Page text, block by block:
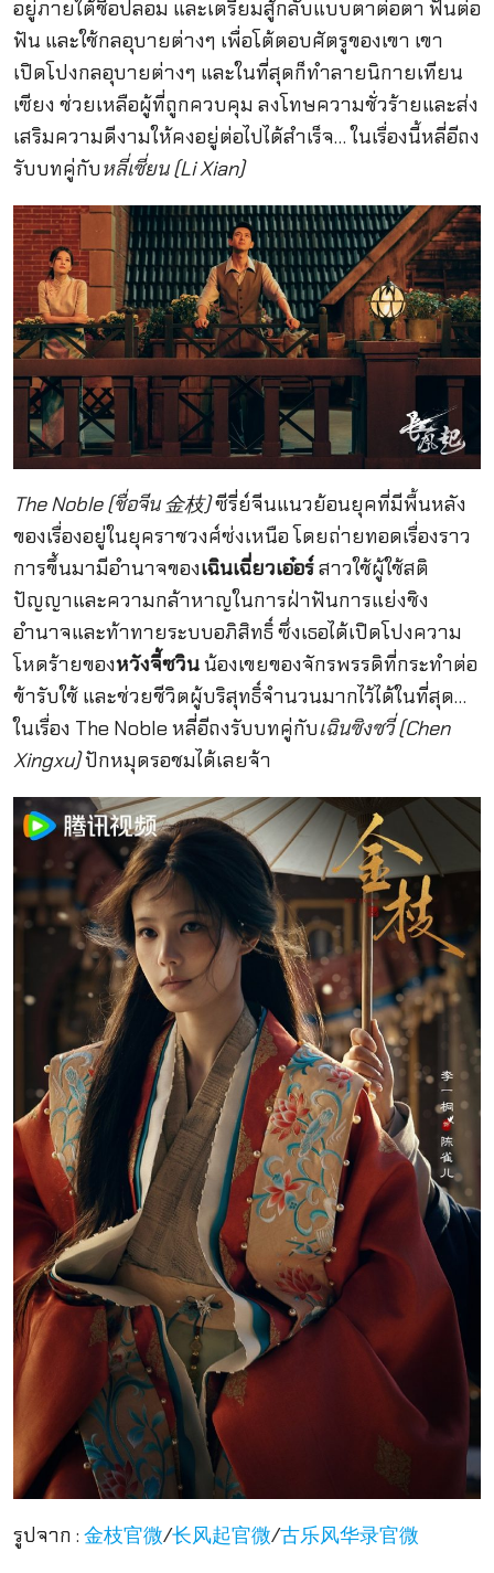
อยู่ภายใต้ชื่อปลอม และเตรียมสู้กลับแบบตาต่อตา ฟันต่อ
ฟัน และใช้กลอุบายต่างๆ เพื่อโต้ตอบศัตรูของเขา เขา
เปิดโปงกลอุบายต่างๆ และในที่สุดก็ทำลายนิกายเทียน
เซียง ช่วยเหลือผู้ที่ถูกควบคุม ลงโทษความชั่วร้ายและส่ง
เสริมความดีงามให้คงอยู่ต่อไปได้สำเร็จ… ในเรื่องนี้หลี่อีถง
รับบทคู่กับหลี่เซี่ยน (Li Xian)
The Noble (ชื่อจีน 金枝)ซีรี่ย์จีนแนวย้อนยุคที่มีพื้นหลัง
ของเรื่องอยู่ในยุคราชวงศ์ซ่งเหนือ โดยถ่ายทอดเรื่องราว
การขึ้นมามีอำนาจของเฉินเฉี่ยวเอ๋อร์สาวใช้ผู้ใช้สติ
ปัญญาและความกล้าหาญในการฝ่าฟันการแย่งชิง
อำนาจและท้าทายระบบอภิสิทธิ์ ซึ่งเธอได้เปิดโปงความ
โหดร้ายของหวังจี้ซวินน้องเขยของจักรพรรดิที่กระทำต่อ
ข้ารับใช้ และช่วยชีวิตผู้บริสุทธิ์จำนวนมากไว้ได้ในที่สุด…
ในเรื่อง The Noble หลี่อีถงรับบทคู่กับเฉินซิงซวี่ (Chen
Xingxu)ปักหมุดรอชมได้เลยจ้า
รูปจาก : 金枝官微/长风起官微/古乐风华录官微